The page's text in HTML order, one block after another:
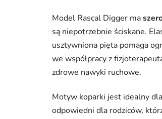
Model Rascal Digger ma
są niepotrzebnie ściskane.
usztywniona pięta pomaga
we współpracy z
zdrowe nawyki ruchowe.
Motyw koparki jest idealny
odpowiedni dla rodziców,